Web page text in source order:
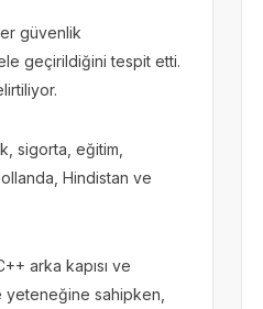
güvenlik
geçirildiğini tespit etti.
sigorta, eğitim,
Hindistan ve
arka kapısı ve
yeteneğine sahipken,